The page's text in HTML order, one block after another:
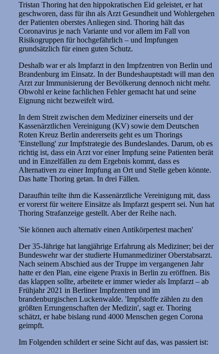
Tristan Thoring hat den hippokratischen Eid geleistet, er hat
geschworen, dass für ihn als Arzt Gesundheit und Wohlergehen
der Patienten oberstes Anliegen sind. Thoring hält das
Coronavirus je nach Variante und vor allem im Fall von
Risikogruppen für hochgefährlich – und Impfungen
grundsätzlich für einen guten Schutz.
Deshalb war er als Impfarzt in den Impfzentren von Berlin und
Brandenburg im Einsatz. In der Bundeshauptstadt will man den
Arzt zur Immunisierung der Bevölkerung dennoch nicht mehr.
Obwohl er keine fachlichen Fehler gemacht hat und seine
Eignung nicht bezweifelt wird.
In dem Streit zwischen dem Mediziner einerseits und der
Kassenärztlichen Vereinigung (KV) sowie dem Deutschen
Roten Kreuz Berlin andererseits geht es um Thorings
'Einstellung' zur Impfstrategie des Bundeslandes. Darum, ob es
richtig ist, dass ein Arzt vor einer Impfung seine Patienten berät
und in Einzelfällen zu dem Ergebnis kommt, dass es
Alternativen zu einer Impfung an Ort und Stelle geben könnte.
Das hatte Thoring getan. In drei Fällen.
Daraufhin teilte ihm die Kassenärztliche Vereinigung mit, dass
er vorerst für weitere Einsätze als Impfarzt gesperrt sei. Nun hat
Thoring Strafanzeige gestellt. Aber der Reihe nach.
'Sie können auch alternativ einen Antikörpertest machen'
Der 35-Jährige hat langjährige Erfahrung als Mediziner; bei der
Bundeswehr war der studierte Humanmediziner Oberstabsarzt.
Nach seinem Abschied aus der Truppe im vergangenen Jahr
hatte er den Plan, eine eigene Praxis in Berlin zu eröffnen. Bis
das klappen sollte, arbeitete er immer wieder als Impfarzt – ab
Frühjahr 2021 in Berliner Impfzentren und im
brandenburgischen Luckenwalde. 'Impfstoffe zählen zu den
größten Errungenschaften der Medizin', sagt er. Thoring
schätzt, er habe bislang rund 4000 Menschen gegen Corona
geimpft.
Im Folgenden schildert er seine Sicht auf das, was passiert ist: